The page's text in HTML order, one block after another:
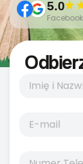
5.0